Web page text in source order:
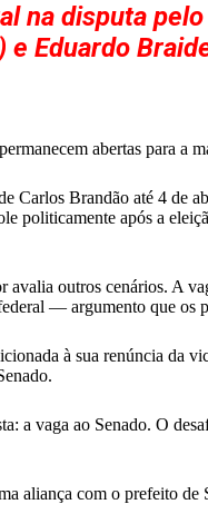
na disputa
Eduardo
abertas para a
Carlos Brandão até 4 de
após a
outros cenários. A
— argumento que os
à sua renúncia da
a vaga ao Senado. O
aliança com o prefeito